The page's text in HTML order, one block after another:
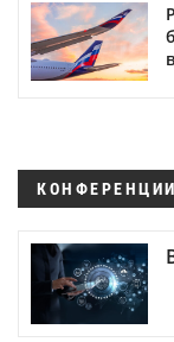
КОНФЕРЕНЦИИ